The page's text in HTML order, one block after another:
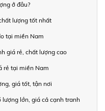
ở đâu?
lượng tốt nhất
tại miền Nam
giá rẻ, chất lượng cao
rẻ tại miền Nam
giá tốt, tận nơi
lượng lớn, giá cả cạnh tranh